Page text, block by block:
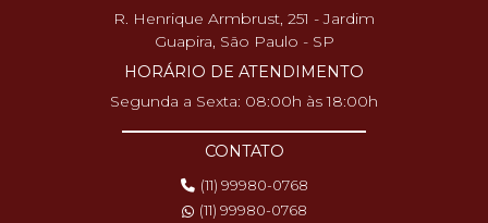
R. Henrique Armbrust, 251 - Jardim
Guapira, São Paulo - SP
HORÁRIO DE ATENDIMENTO
Segunda a Sexta: 08:00h às 18:00h
CONTATO
(11) 99980-0768
(11) 99980-0768